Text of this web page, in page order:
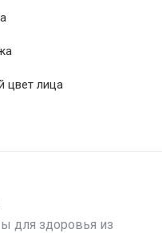
цвет лица
для здоровья из